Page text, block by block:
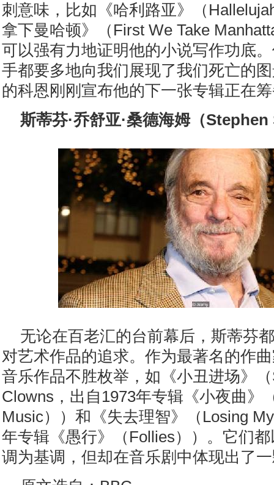
刺意味，比如《哈利路亚》（
拿下曼哈顿》（First We Take
可以强有力地证明他的小说写作功底
手都要多地向我们展现了我们死亡的
的科恩刚刚宣布他的下一张专辑正在
斯蒂芬·乔舒亚·桑德海姆（
无论在百老汇的台前幕后，斯蒂芬
对艺术作品的追求。作为最著名的作
音乐作品不胜枚举，如《小丑进场》
Clowns，出自1973年专辑《小夜曲》
Music））和《失去理智》（Losing
年专辑《愚行》（Follies））。它们
调为基调，但却在音乐剧中体现出了